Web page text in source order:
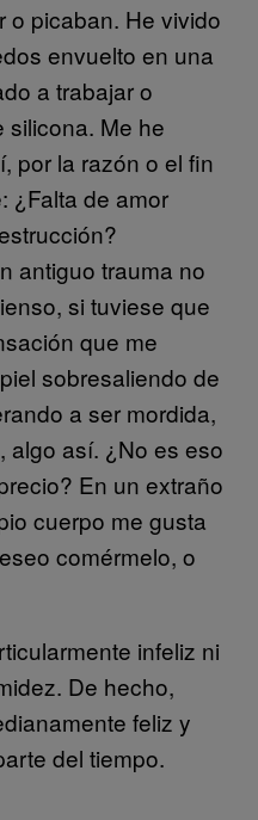
o picaban. He vivido
envuelto en una
a trabajar o
silicona. Me he
por la razón o el fin
¿Falta de amor
antiguo trauma no
si tuviese que
que me
sobresaliendo de
a ser mordida,
, algo así. ¿No es eso
En un extraño
cuerpo me gusta
comérmelo, o
infeliz ni
De hecho,
feliz y
del tiempo.